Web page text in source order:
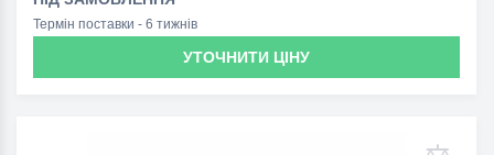
Термін поставки - 6 тижнів
УТОЧНИТИ ЦІНУ